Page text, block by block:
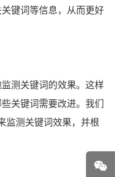
键词等信息，从而更好
测关键词的效果。这样
关键词需要改进。我们
监测关键词效果，并根